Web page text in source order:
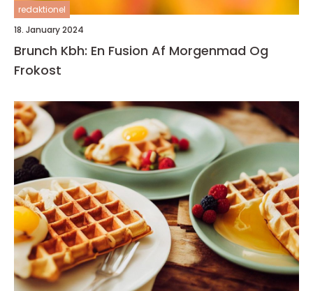
redaktionel
18. January 2024
Brunch Kbh: En Fusion Af Morgenmad Og
Frokost